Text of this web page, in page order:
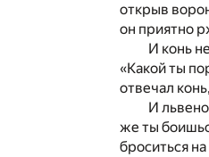
открыв
он приятно
И конь
«Какой ты
отвечал
И
же ты
броситься